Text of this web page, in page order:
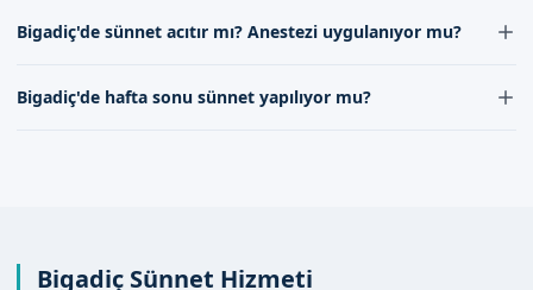
formumuz aracılığıyla bizimle iletişime geçerek detaylı
aracılığıyla kolayca alınabilir. Ayrıca, iletişim kanallarımız
oluşturabilirsiniz.
Bigadiç'de sünnet acıtır mı? Anestezi uygulanıyor mu?
çekmemesi için gerekli önlemler alınmaktadır. Anestezi
Bigadiç'de hafta sonu sünnet yapılıyor mu?
Bigadiç Sünnet Hizmeti